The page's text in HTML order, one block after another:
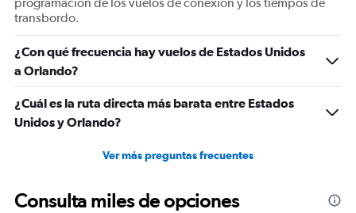
transbordo.
¿Con qué frecuencia hay vuelos de Estados Unidos
a Orlando?
¿Cuál es la ruta directa más barata entre Estados
Unidos y Orlando?
Ver más preguntas frecuentes
Consulta miles de opciones